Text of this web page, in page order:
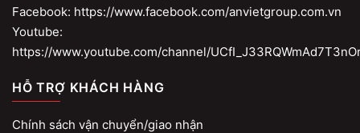
Facebook: https://www.facebook.com/anvietgroup.com.vn
Youtube:
https://www.youtube.com/channel/
HỖ TRỢ KHÁCH HÀNG
Chính sách vận chuyển/giao nhận